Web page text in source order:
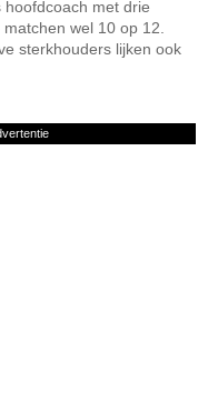
met drie
wel 10 op 12.
sterkhouders lijken ook